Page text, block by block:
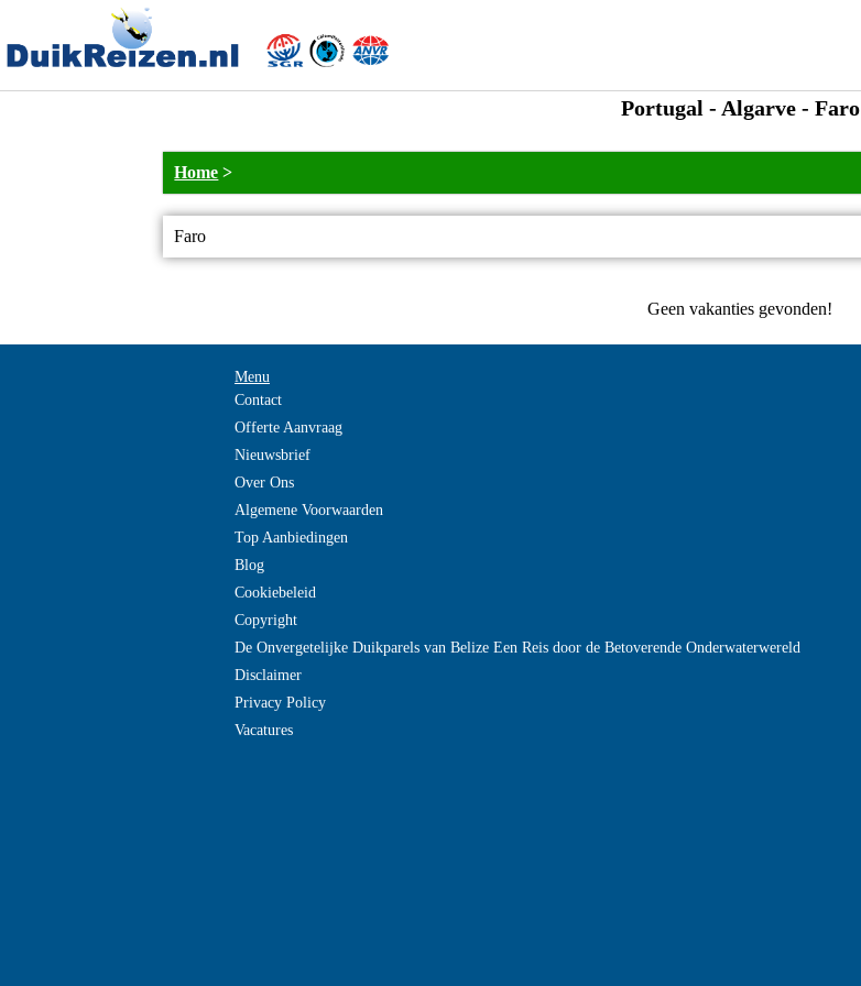
Portugal - Algarve - Faro
Home >
Faro
Geen vakanties gevonden!
Menu
Contact
Offerte Aanvraag
Nieuwsbrief
Over Ons
Algemene Voorwaarden
Top Aanbiedingen
Blog
Cookiebeleid
Copyright
De Onvergetelijke Duikparels van Belize Een Reis door de Betoverende Onderwaterwereld
Disclaimer
Privacy Policy
Vacatures